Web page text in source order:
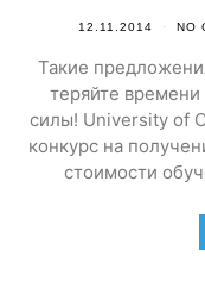
12.11.2014 NO
Такие
теряйте времени
силы! University of
конкурс на
стоимости